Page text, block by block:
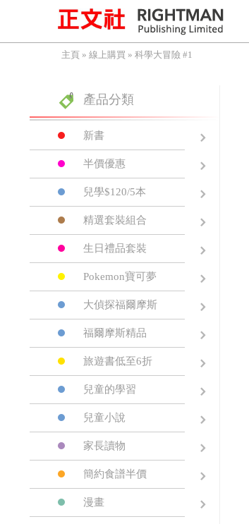
主頁 » 線上購買 » 科學大冒險 #1
產品分類
新書
半價優惠
兒學$120/5本
精選套裝組合
生日禮品套裝
Pokemon寶可夢
大偵探福爾摩斯
福爾摩斯精品
旅遊書低至6折
兒童的學習
兒童小說
家長讀物
簡約食譜半價
漫畫